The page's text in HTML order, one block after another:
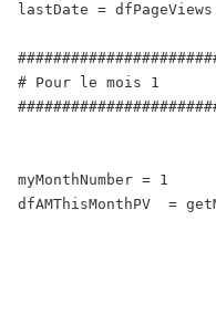
lastDate =
# Pour le mois 1
myMonthNumber = 1
dfAMThisMonthPV  =